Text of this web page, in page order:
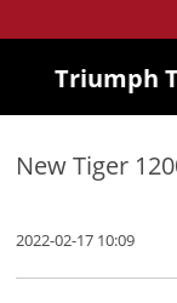
Triumph
New Tiger
2022-02-17 10:09